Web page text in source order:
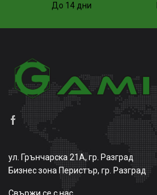
До 14 дни
ул. Грънчарска 21А, гр. Разград
Бизнес зона Перистър, гр. Разград